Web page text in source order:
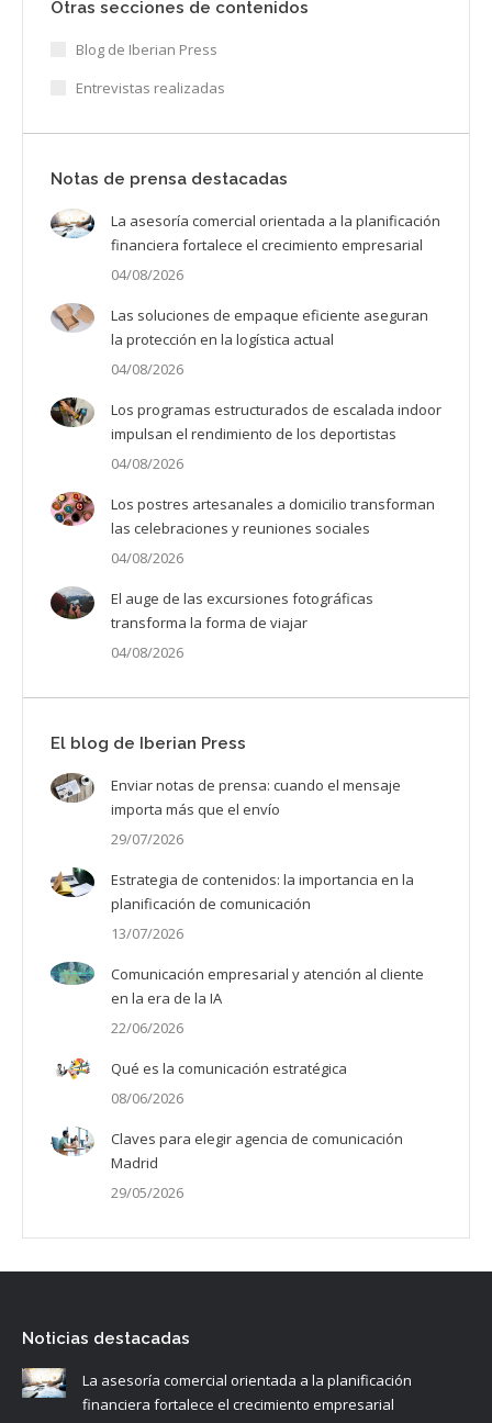
Otras secciones de contenidos
Blog de Iberian Press
Entrevistas realizadas
Notas de prensa destacadas
La asesoría comercial orientada a la planificación
financiera fortalece el crecimiento empresarial
04/08/2026
Las soluciones de empaque eficiente aseguran
la protección en la logística actual
04/08/2026
Los programas estructurados de escalada indoor
impulsan el rendimiento de los deportistas
04/08/2026
Los postres artesanales a domicilio transforman
las celebraciones y reuniones sociales
04/08/2026
El auge de las excursiones fotográficas
transforma la forma de viajar
04/08/2026
El blog de Iberian Press
Enviar notas de prensa: cuando el mensaje
importa más que el envío
29/07/2026
Estrategia de contenidos: la importancia en la
planificación de comunicación
13/07/2026
Comunicación empresarial y atención al cliente
en la era de la IA
22/06/2026
Qué es la comunicación estratégica
08/06/2026
Claves para elegir agencia de comunicación
Madrid
29/05/2026
Noticias destacadas
La asesoría comercial orientada a la planificación
financiera fortalece el crecimiento empresarial